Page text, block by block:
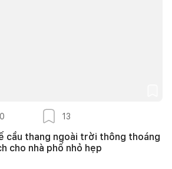
0 13
cầu thang ngoài trời thông thoáng
cho nhà phố nhỏ hẹp